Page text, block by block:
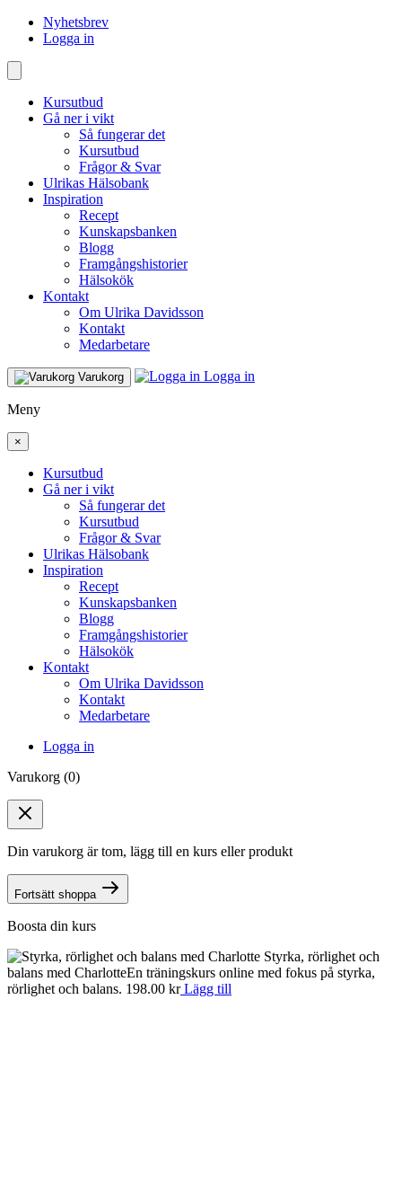
Nyhetsbrev
Logga in
Kursutbud
Gå ner i vikt
Så fungerar det
Kursutbud
Frågor & Svar
Ulrikas Hälsobank
Inspiration
Recept
Kunskapsbanken
Blogg
Framgångshistorier
Hälsokök
Kontakt
Om Ulrika Davidsson
Kontakt
Medarbetare
Varukorg Logga in
Meny
×
Kursutbud
Gå ner i vikt
Så fungerar det
Kursutbud
Frågor & Svar
Ulrikas Hälsobank
Inspiration
Recept
Kunskapsbanken
Blogg
Framgångshistorier
Hälsokök
Kontakt
Om Ulrika Davidsson
Kontakt
Medarbetare
Logga in
Varukorg (0)
Din varukorg är tom, lägg till en kurs eller produkt
Fortsätt shoppa
Boosta din kurs
Styrka, rörlighet och
balans med CharlotteEn träningskurs online med fokus på styrka,
rörlighet och balans. 198.00 krLägg till